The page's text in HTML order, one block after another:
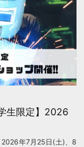
生限定】2026
2026年7月25日(土)、8